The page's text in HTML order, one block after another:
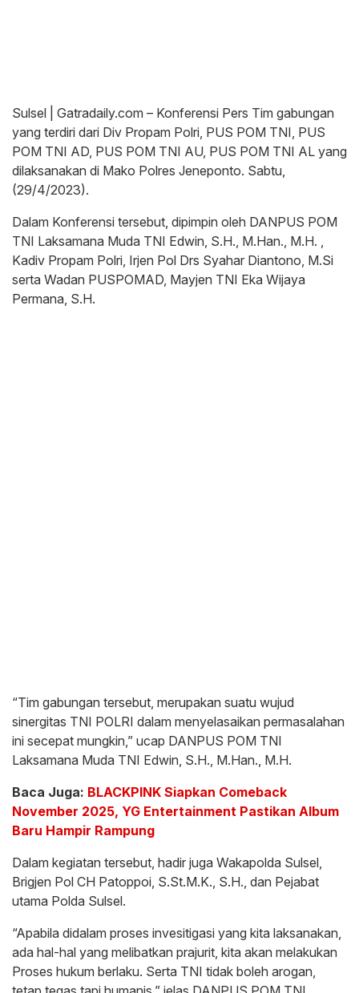
Sulsel | Gatradaily.com – Konferensi Pers Tim gabungan
yang terdiri dari Div Propam Polri, PUS POM TNI, PUS
POM TNI AD, PUS POM TNI AU, PUS POM TNI AL yang
dilaksanakan di Mako Polres Jeneponto. Sabtu,
(29/4/2023).
Dalam Konferensi tersebut, dipimpin oleh DANPUS POM
TNI Laksamana Muda TNI Edwin, S.H., M.Han., M.H. ,
Kadiv Propam Polri, Irjen Pol Drs Syahar Diantono, M.Si
serta Wadan PUSPOMAD, Mayjen TNI Eka Wijaya
Permana, S.H.
“Tim gabungan tersebut, merupakan suatu wujud
sinergitas TNI POLRI dalam menyelasaikan permasalahan
ini secepat mungkin,” ucap DANPUS POM TNI
Laksamana Muda TNI Edwin, S.H., M.Han., M.H.
Baca Juga: BLACKPINK Siapkan Comeback
November 2025, YG Entertainment Pastikan Album
Baru Hampir Rampung
Dalam kegiatan tersebut, hadir juga Wakapolda Sulsel,
Brigjen Pol CH Patoppoi, S.St.M.K., S.H., dan Pejabat
utama Polda Sulsel.
“Apabila didalam proses invesitigasi yang kita laksanakan,
ada hal-hal yang melibatkan prajurit, kita akan melakukan
Proses hukum berlaku. Serta TNI tidak boleh arogan,